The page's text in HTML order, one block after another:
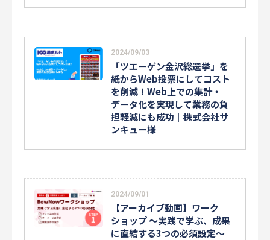
2024/09/03
「ツエーゲン金沢総選挙」を
紙からWeb投票にしてコスト
を削減！Web上での集計・
データ化を実現して業務の負
担軽減にも成功｜株式会社サ
ンキュー様
2024/09/01
【アーカイブ動画】ワーク
ショップ ～実践で学ぶ、成果
に直結する3つの必須設定～